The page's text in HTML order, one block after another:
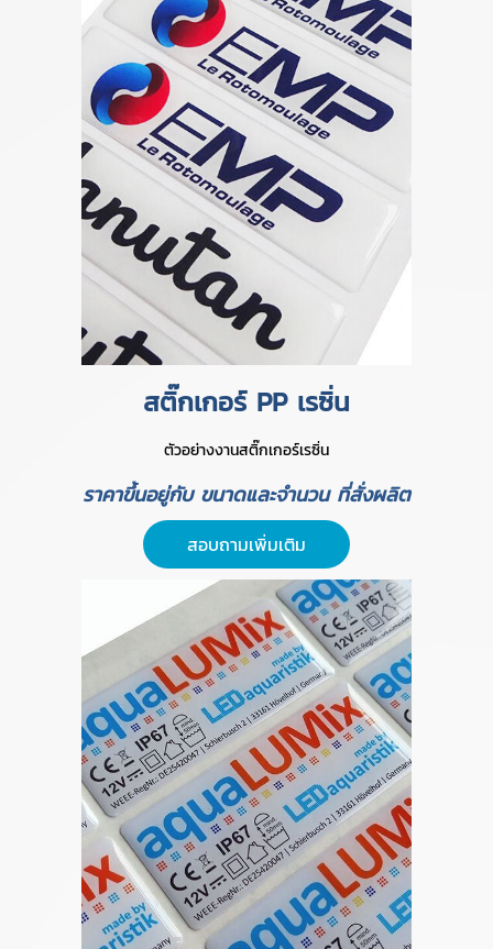
สติ๊กเกอร์ PP เรซิ่น
ตัวอย่างงานสติ๊กเกอร์เรซิ่น
ราคาขึ้นอยู่กับ ขนาดและจำนวน ที่สั่งผลิต
สอบถามเพิ่มเติม